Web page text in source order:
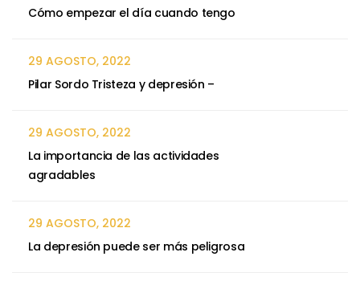
Cómo empezar el día cuando tengo
29 AGOSTO, 2022
Pilar Sordo Tristeza y depresión –
29 AGOSTO, 2022
La importancia de las actividades
agradables
29 AGOSTO, 2022
La depresión puede ser más peligrosa